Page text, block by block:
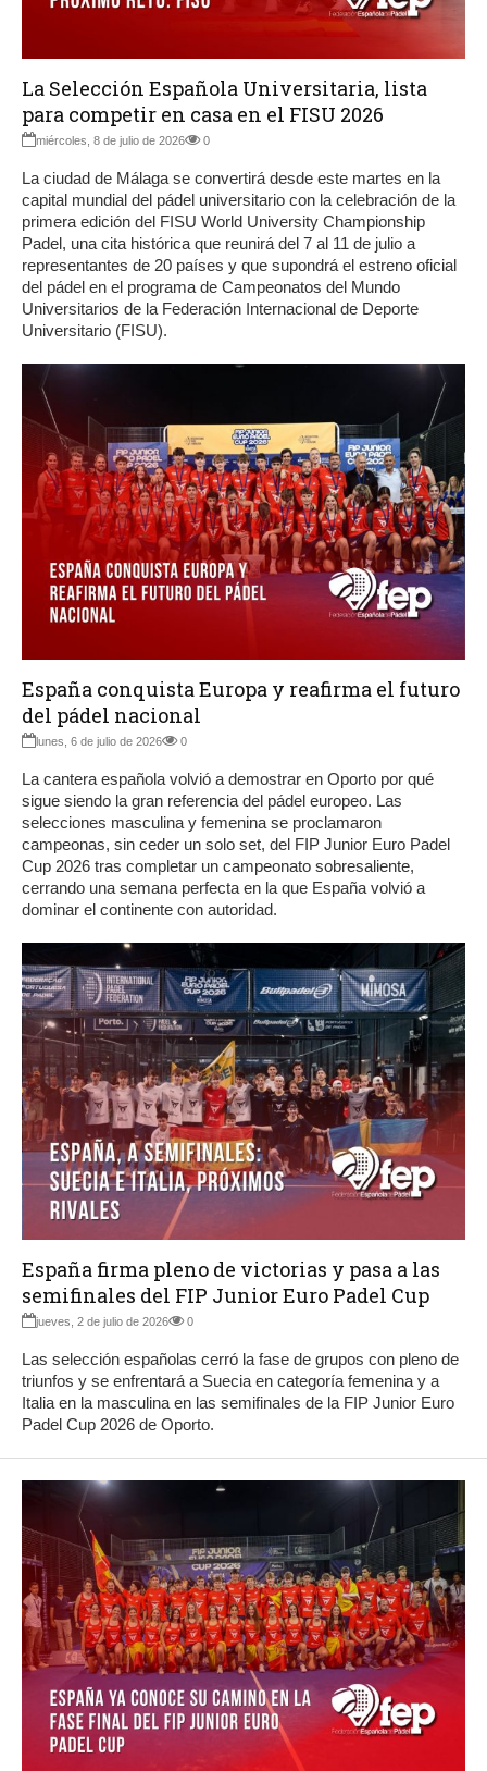
La Selección Española Universitaria, lista
para competir en casa en el FISU 2026
miércoles, 8 de julio de 2026 0
La ciudad de Málaga se convertirá desde este martes en la
capital mundial del pádel universitario con la celebración de la
primera edición del FISU World University Championship
Padel, una cita histórica que reunirá del 7 al 11 de julio a
representantes de 20 países y que supondrá el estreno oficial
del pádel en el programa de Campeonatos del Mundo
Universitarios de la Federación Internacional de Deporte
Universitario (FISU).
España conquista Europa y reafirma el futuro
del pádel nacional
lunes, 6 de julio de 2026 0
La cantera española volvió a demostrar en Oporto por qué
sigue siendo la gran referencia del pádel europeo. Las
selecciones masculina y femenina se proclamaron
campeonas, sin ceder un solo set, del FIP Junior Euro Padel
Cup 2026 tras completar un campeonato sobresaliente,
cerrando una semana perfecta en la que España volvió a
dominar el continente con autoridad.
España firma pleno de victorias y pasa a las
semifinales del FIP Junior Euro Padel Cup
jueves, 2 de julio de 2026 0
Las selección españolas cerró la fase de grupos con pleno de
triunfos y se enfrentará a Suecia en categoría femenina y a
Italia en la masculina en las semifinales de la FIP Junior Euro
Padel Cup 2026 de Oporto.